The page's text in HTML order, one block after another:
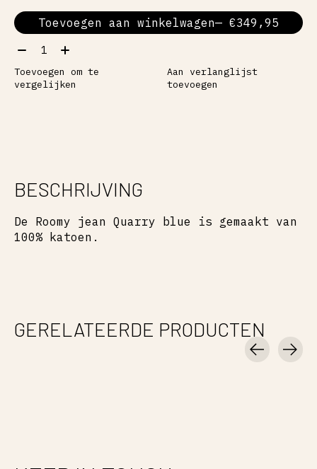
Toevoegen aan winkelwagen
— €349,95
Aantal:
Toevoegen om te
vergelijken
Aan verlanglijst
toevoegen
BESCHRIJVING
De Roomy jean Quarry blue is gemaakt van
100% katoen.
GERELATEERDE PRODUCTEN